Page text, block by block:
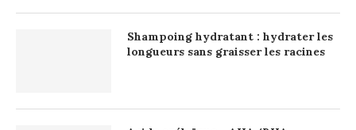
Shampoing hydratant : hydrater les
longueurs sans graisser les racines